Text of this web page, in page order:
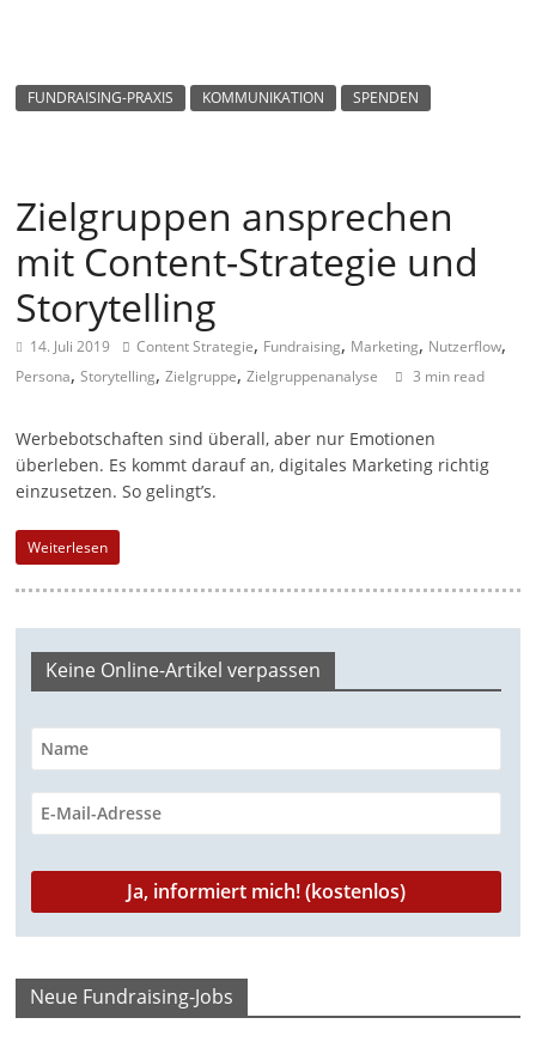
g
n
f
ü
r
S
o
i
a
l
-
M
a
n
FUNDRAISING-PRAXIS KOMMUNIKATION SPENDEN
Zielgruppen ansprechen
mit Content-Strategie und
Storytelling
14. Juli 2019 Content Strategie, Fundraising, Marketing, Nutzerflow,
Persona,Storytelling,Zielgruppe,Zielgruppenanalyse 3 min read
Werbebotschaften sind überall, aber nur Emotionen
überleben. Es kommt darauf an, digitales Marketing richtig
einzusetzen. So gelingt’s.
Weiterlesen
Keine Online-Artikel verpassen
Neue Fundraising-Jobs